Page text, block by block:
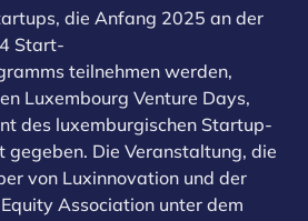
die Anfang 2025 an der
Start-
teilnehmen werden,
Luxembourg Venture Days,
des luxemburgischen Startup-
gegeben. Die Veranstaltung, die
von Luxinnovation und der
Association unter dem